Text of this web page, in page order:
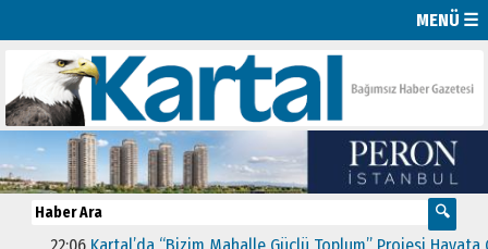
MENÜ ☰
Kartal’da “Bizim Mahalle Güçlü Toplum” Projesi Hayata Geçti